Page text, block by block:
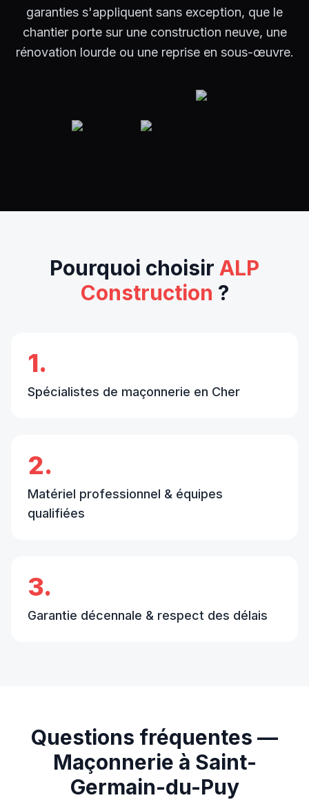
garanties s'appliquent sans exception, que le
chantier porte sur une construction neuve, une
rénovation lourde ou une reprise en sous-œuvre.
Pourquoi choisir ALP
Construction ?
1.
Spécialistes de maçonnerie en Cher
2.
Matériel professionnel & équipes
qualifiées
3.
Garantie décennale & respect des délais
Questions fréquentes —
Maçonnerie à Saint-
Germain-du-Puy